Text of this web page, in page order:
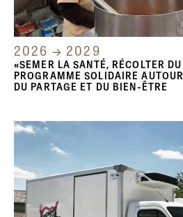
2026 → 2029
«SEMER LA SANTÉ, RÉCOLTER
PROGRAMME SOLIDAIRE
DU PARTAGE ET DU BIEN-ÊTRE